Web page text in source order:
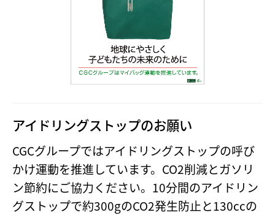
アイドリングストップのお願い
CGCグループではアイドリングストップの呼び
かけ運動を推進しています。CO2削減とガソリ
ン節約にご協力ください。10分間のアイドリン
グストップで約300gのCO2発生防止と130ccの